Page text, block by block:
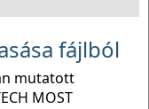
fájlból
mutatott
MOST